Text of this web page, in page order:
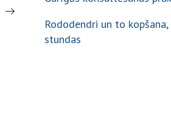
Rododendri un to
stundas